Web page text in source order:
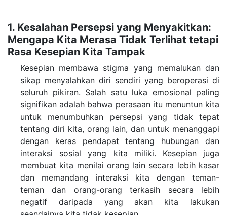
1. Kesalahan Persepsi yang Menyakitkan:
Mengapa Kita Merasa Tidak Terlihat tetapi
Rasa Kesepian Kita Tampak
Kesepian membawa stigma yang memalukan dan
sikap menyalahkan diri sendiri yang beroperasi di
seluruh pikiran. Salah satu luka emosional paling
signifikan adalah bahwa perasaan itu menuntun kita
untuk menumbuhkan persepsi yang tidak tepat
tentang diri kita, orang lain, dan untuk menanggapi
dengan keras pendapat tentang hubungan dan
interaksi sosial yang kita miliki. Kesepian juga
membuat kita menilai orang lain secara lebih kasar
dan memandang interaksi kita dengan teman-
teman dan orang-orang terkasih secara lebih
negatif daripada yang akan kita lakukan